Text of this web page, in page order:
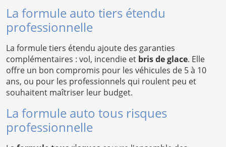
La formule auto tiers étendu
professionnelle
La formule tiers étendu ajoute des garanties
complémentaires : vol, incendie et bris de glace. Elle
offre un bon compromis pour les véhicules de 5 à 10
ans, ou pour les professionnels qui roulent peu et
souhaitent maîtriser leur budget.
La formule auto tous risques
professionnelle